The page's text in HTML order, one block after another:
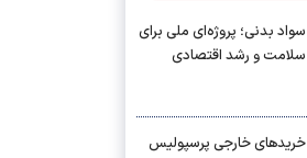
سواد بدنی؛ پروژه‌ای ملی برای
سلامت و رشد اقتصادی
خریدهای خارجی پرسپولیس